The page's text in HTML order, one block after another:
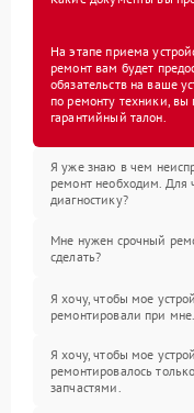
На этапе приема
ремонт вам будет
обязательств на ваше
по ремонту техники, вы
гарантийный талон.
Я уже знаю в чем
ремонт необходим. Для
диагностику?
Мне нужен срочный
сделать?
Я хочу, чтобы мое
ремонтировали при мне.
Я хочу, чтобы мое
ремонтировалось
запчастями.